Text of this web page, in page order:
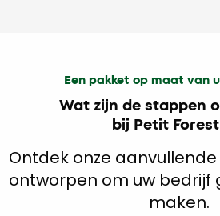
Een pakket op maat van
Wat zijn de stappen
bij Petit
Ontdek onze
ontworpen om uw bedrijf
maken.